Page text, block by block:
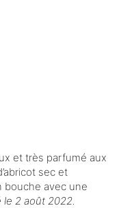
et très parfumé aux
sec et
bouche avec une
le 2 août 2022.